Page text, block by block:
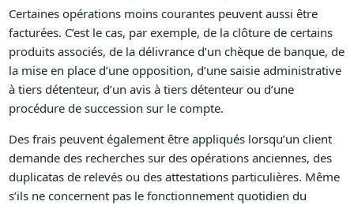
Certaines opérations moins courantes peuvent aussi être
facturées. C’est le cas, par exemple, de la clôture de certains
produits associés, de la délivrance d’un chèque de banque, de
la mise en place d’une opposition, d’une saisie administrative
à tiers détenteur, d’un avis à tiers détenteur ou d’une
procédure de succession sur le compte.
Des frais peuvent également être appliqués lorsqu’un client
demande des recherches sur des opérations anciennes, des
duplicatas de relevés ou des attestations particulières. Même
s’ils ne concernent pas le fonctionnement quotidien du